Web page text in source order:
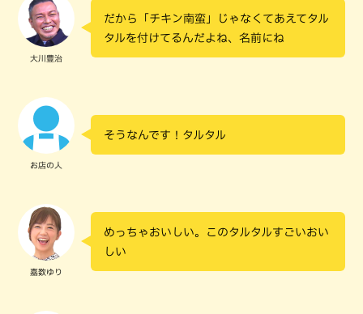
大川豊治
だから「チキン南蛮」じゃなくてあえてタル
タルを付けてるんだよね、名前にね
お店の人
そうなんです！タルタル
嘉数ゆり
めっちゃおいしい。このタルタルすごいおい
しい